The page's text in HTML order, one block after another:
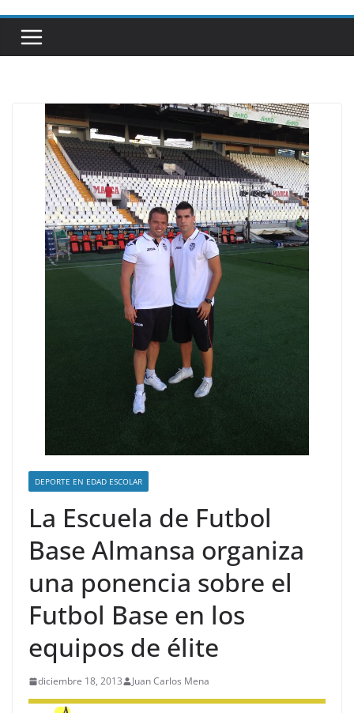
DEPORTE EN EDAD ESCOLAR
La Escuela de Futbol
Base Almansa organiza
una ponencia sobre el
Futbol Base en los
equipos de élite
diciembre 18, 2013 Juan Carlos Mena